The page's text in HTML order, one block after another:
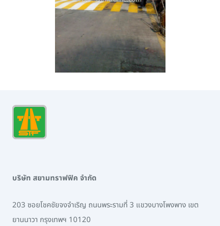
บริษัท สยามทราฟฟิค จำกัด
203 ซอยโชคชัยจงจำเริญ ถนนพระรามที่ 3 แขวงบางโพงพาง เขต
ยานนาวา กรุงเทพฯ 10120